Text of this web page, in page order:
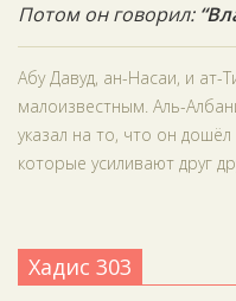
Потом он говорил:
Абу Давуд, ан-Насаи, и ат-
малоизвестным. Аль-
указал на то, что он
которые усиливают друг
Хадис 303